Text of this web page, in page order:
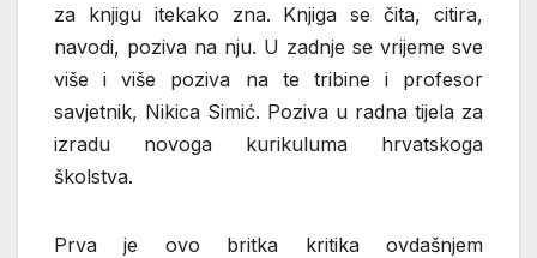
za knjigu itekako zna. Knjiga se čita, citira,
navodi, poziva na nju. U zadnje se vrijeme sve
više i više poziva na te tribine i profesor
savjetnik, Nikica Simić. Poziva u radna tijela za
izradu novoga kurikuluma hrvatskoga
školstva.
Prva je ovo britka kritika ovdašnjem